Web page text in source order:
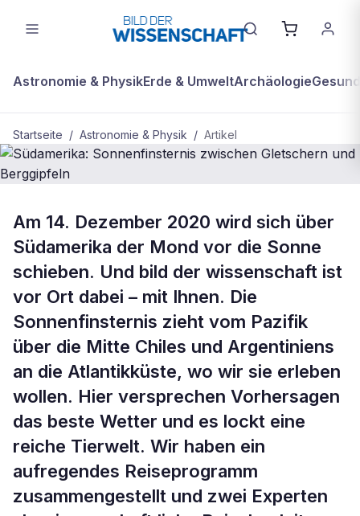
Astronomie & PhysikErde & UmweltArchäologie
Startseite / Astronomie & Physik / Artikel
Südamerika: Sonnenfinsternis
zwischen Gletschern und
Berggipfeln
Am 14. Dezember 2020 wird sich über
Südamerika der Mond vor die Sonne
schieben. Und bild der wissenschaft ist
vor Ort dabei – mit Ihnen. Die
Sonnenfinsternis zieht vom Pazifik
über die Mitte Chiles und Argentiniens
an die Atlantikküste, wo wir sie erleben
wollen. Hier versprechen Vorhersagen
das beste Wetter und es lockt eine
reiche Tierwelt. Wir haben ein
aufregendes Reiseprogramm
zusammengestellt und zwei Experten